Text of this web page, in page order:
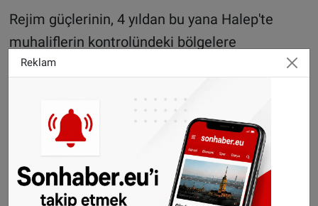
Rejim güçlerinin, 4 yıldan bu yana Halep'te
muhaliflerin kontrolündeki bölgelere
düzenlediği saldırılar nedeniyle birçok semt
denetimindeki bölgelerde yaşayanlar elektrik
ve içme suyuna ulaşma konusunda da büyük
sıkıntı çekiyor.
Reklam